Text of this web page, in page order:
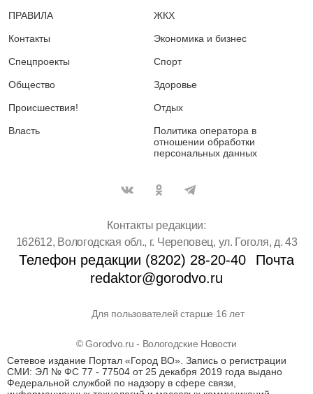
ПРАВИЛА
Контакты
Спецпроекты
Общество
Происшествия!
Власть
ЖКХ
Экономика и бизнес
Спорт
Здоровье
Отдых
Политика оператора в
отношении обработки
персональных данных
Контакты редакции:
162612, Вологодская обл., г. Череповец, ул. Гоголя, д. 43
Телефон редакции (8202) 28-20-40
Почта
redaktor@gorodvo.ru
Для пользователей старше 16 лет
© Gorodvo.ru - Вологодские Новости
Сетевое издание Портал «Город ВО». Запись о регистрации
СМИ: ЭЛ № ФС 77 - 77504 от 25 декабря 2019 года выдано
Федеральной службой по надзору в сфере связи,